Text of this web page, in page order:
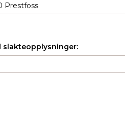
Prestfoss
slakteopplysninger: